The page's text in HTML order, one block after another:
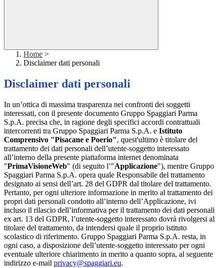
Home >
Disclaimer dati personali
Disclaimer dati personali
In un’ottica di massima trasparenza nei confronti dei soggetti
interessati, con il presente documento Gruppo Spaggiari Parma
S.p.A. precisa che, in ragione degli specifici accordi contrattuali
intercorrenti tra Gruppo Spaggiari Parma S.p.A. e Istituto
Comprensivo "Pisacane e Poerio", quest'ultimo è titolare del
trattamento dei dati personali dell’utente-soggetto interessato
all’interno della presente piattaforma internet denominata
"PrimaVisioneWeb" (di seguito l’"Applicazione"), mentre Gruppo
Spaggiari Parma S.p.A. opera quale Responsabile del trattamento
designato ai sensi dell’art. 28 del GDPR dal titolare del trattamento.
Pertanto, per ogni ulteriore informazione in merito al trattamento dei
propri dati personali condotto all’interno dell’Applicazione, ivi
incluso il rilascio dell’informativa per il trattamento dei dati personali
ex art. 13 del GDPR, l’utente-soggetto interessato dovrà rivolgersi al
titolare del trattamento, da intendersi quale il proprio istituto
scolastico di riferimento. Gruppo Spaggiari Parma S.p.A. resta, in
ogni caso, a disposizione dell’utente-soggetto interessato per ogni
eventuale ulteriore chiarimento in merito a quanto sopra, al seguente
indirizzo e-mail privacy@spaggiari.eu.